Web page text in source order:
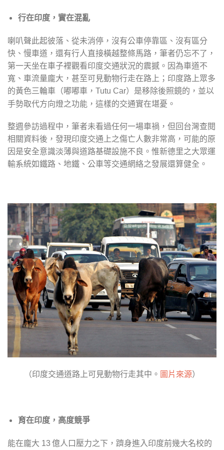
行在印度，實在混亂
喇叭聲此起彼落、從未消停，沒有公車停靠區、沒有區分
快、慢車道，還有行人直接橫越整條馬路，筆者仍忘不了，
第一天坐在車子裡觀看印度交通狀況的震撼。因為車道不
寬、車流量龐大，甚至可見動物行走在路上；印度路上眾多
的黃色三輪車（嘟嘟車， Tutu Car）是移除後照鏡的，並以
手勢取代方向燈之功能，這樣的交通實在堪憂。
整週參訪過程中，筆者未看過任何一場車禍，但回台灣查閱
相關資料後，發現印度交通上之傷亡人數非常高，可能的原
因是安全意識淡薄與道路基礎設施不良。惟新德里之大眾運
輸系統如鐵路、地鐵、公車等交通網絡之發展還算健全。
（印度交通道路上可見動物行走其中。 圖片來源）
育在印度，高度競爭
能在龐大 13 億人口壓力之下，躋身進入印度前幾大名校的